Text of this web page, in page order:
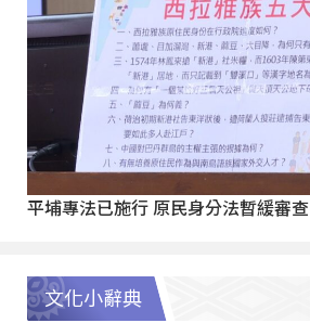
平埔專法已施行 原民身分法暫緩審查
文化小辭典